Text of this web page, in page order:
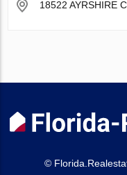
18522 AYRSHIRE
©